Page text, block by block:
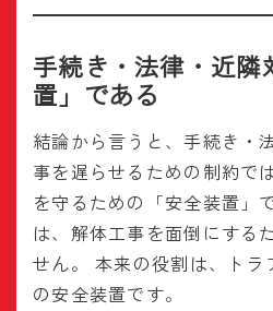
手続き・法律・近隣
置」である
結論から言うと、手続き・
事を遅らせるための制約で
を守るための「安全装置」
は、解体工事を面倒にする
せん。 本来の役割は、トラ
の安全装置です。